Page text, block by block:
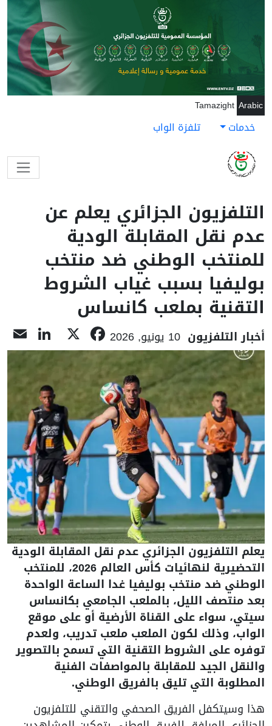
إلى المحتوى الرئيسي
Arabic
Tamazight
خدمات تلفزة الواب
الجزائري يعلم عن
نقل المقابلة الودية
الوطني ضد منتخب
بسبب غياب الشروط
بملعب كانساس
التلفزيون 10 يونيو, 2026 Facebook
X
التلفزيون الجزائري عدم نقل المقابلة الودية
التحضيرية لنهائيات كأس العالم 2026، للمنتخب
ضد منتخب بوليفيا غدا الساعة الواحدة
منتصف الليل، بالملعب الجامعي بكانساس
سواء على القناة الأرضية أو على موقع
وذلك لكون الملعب ملعب تدريب، ولعدم
على الشروط التقنية التي تسمح بالتصوير
الجيد للمقابلة بالمواصفات الفنية
التي تليق بالفريق الوطني.
وسيتكفل الفريق الصحفي والتقني للتلفزيون